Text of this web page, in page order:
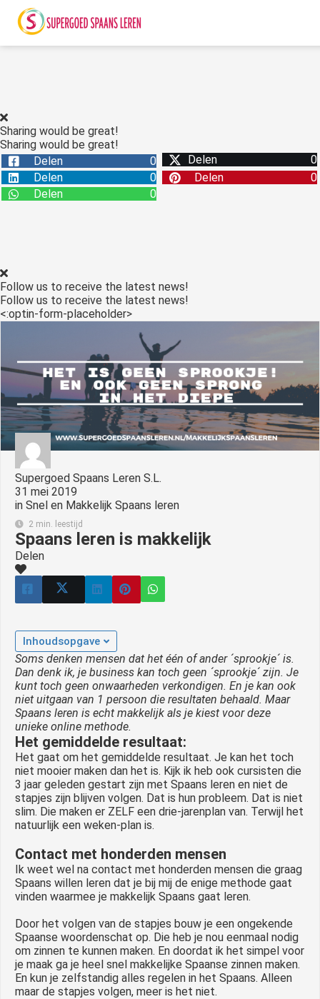
Sharing would be great!
Sharing would be great!
Delen
0 Delen
0
Delen
0 Delen
0
Delen
0
Follow us to receive the latest news!
Follow us to receive the latest news!
<:optin-form-placeholder>
Supergoed Spaans Leren S.L.
31 mei 2019
in Snel en Makkelijk Spaans leren
2 min. leestijd
Spaans leren is makkelijk
Delen
Inhoudsopgave
Soms denken mensen dat het één of ander ´sprookje´ is.
Dan denk ik, je business kan toch geen ´sprookje´ zijn. Je
kunt toch geen onwaarheden verkondigen. En je kan ook
niet uitgaan van 1 persoon die resultaten behaald. Maar
Spaans leren is echt makkelijk als je kiest voor deze
unieke online methode.
Het gemiddelde resultaat:
Het gaat om het gemiddelde resultaat. Je kan het toch
niet mooier maken dan het is. Kijk ik heb ook cursisten die
3 jaar geleden gestart zijn met Spaans leren en niet de
stapjes zijn blijven volgen. Dat is hun probleem. Dat is niet
slim. Die maken er ZELF een drie-jarenplan van. Terwijl het
natuurlijk een weken-plan is.
Contact met honderden mensen
Ik weet wel na contact met honderden mensen die graag
Spaans willen leren dat je bij mij de enige methode gaat
vinden waarmee je makkelijk Spaans gaat leren.
Door het volgen van de stapjes bouw je een ongekende
Spaanse woordenschat op. Die heb je nou eenmaal nodig
om zinnen te kunnen maken. En doordat ik het simpel voor
je maak ga je heel snel makkelijke Spaanse zinnen maken.
En kun je zelfstandig alles regelen in het Spaans. Alleen
maar de stapjes volgen, meer is het niet.
gebruikt
deze
worden
om
te
over
op
te
de
Hierdoor
website-
van